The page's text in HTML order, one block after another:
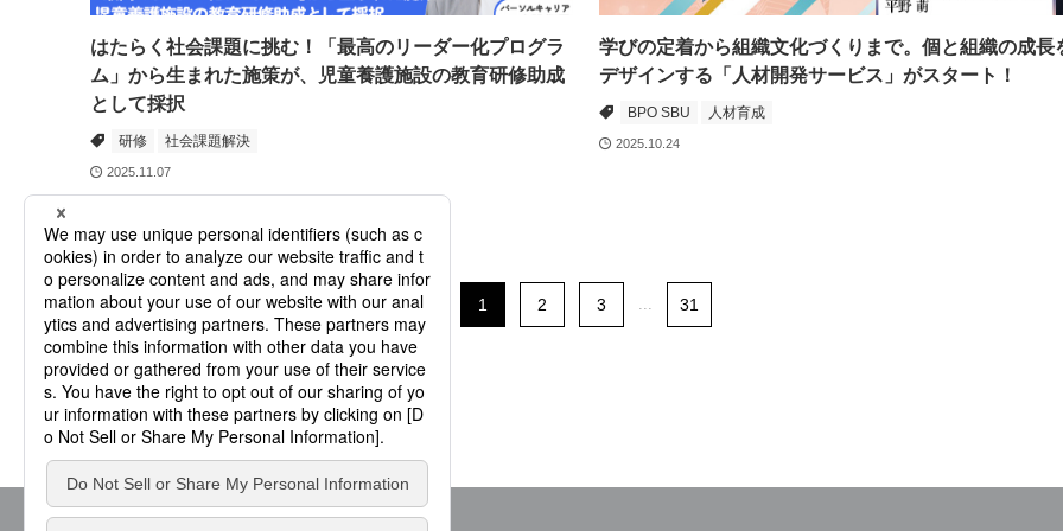
はたらく社会課題に挑む！「最高のリーダー化プログラ
ム」から生まれた施策が、児童養護施設の教育研修助成
として採択
研修 社会課題解決
2025.11.07
学びの定着から組織文化づくりまで。個と組織の成長
デザインする「人材開発サービス」がスタート！
BPO SBU 人材育成
2025.10.24
1 2 3 ... 31